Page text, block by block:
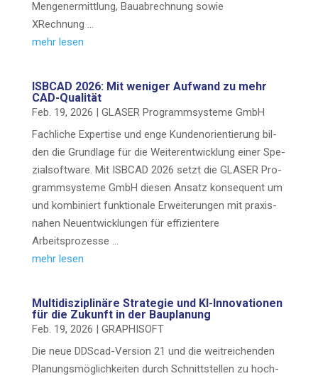
Men­­gen­er­­mit­t­­lung, Bau­ab­rech­nung sowie
XRechnung …
mehr lesen
ISBCAD 2026: Mit weni­ger Auf­wand zu mehr
CAD-Qualität
Feb. 19, 2026 | GLASER Pro­gramm­sys­te­me GmbH
Fach­li­che Exper­ti­se und enge Kun­den­ori­en­tie­rung bil­
den die Grund­la­ge für die Wei­ter­ent­wick­lung einer Spe­
zi­al­soft­ware. Mit ISBCAD 2026 setzt die GLASER Pro­
gramm­sys­te­me GmbH die­sen Ansatz kon­se­quent um
und kom­bi­niert funk­tio­na­le Erwei­te­run­gen mit pra­xis­
na­hen Neu­ent­wick­lun­gen für effi­zi­en­te­re
Arbeitsprozesse …
mehr lesen
Mul­ti­dis­zi­pli­nä­re Stra­te­gie und KI-Inno­­va­­tio­­nen
für die Zukunft in der Bauplanung
Feb. 19, 2026 | GRAPHISOFT
Die neue DDScad-Ver­­­si­on 21 und die weit­rei­chen­den
Pla­nungs­mög­lich­kei­ten durch Schnitt­stel­len zu hoch­